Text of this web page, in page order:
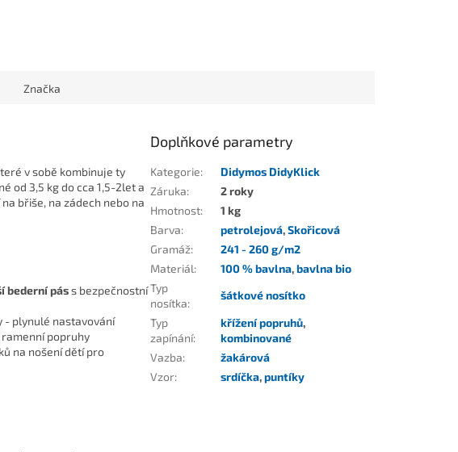
Značka
v sobě kombinuje ty
od 3,5 kg do cca 1,5-2let a
břiše, na zádech nebo na
bederní páss bezpečnostní
- plynulé nastavování
popruhy
na nošení dětí pro
Doplňkové parametry
Kategorie:
Didymos DidyKlick
Záruka:
2 roky
Hmotnost:
1 kg
Barva: petrolejová,Skořicová
Gramáž:
241 - 260 g/m2
Materiál: 100 % bavlna,bavlna bio
Typ
nosítka:
šátkové nosítko
Typ
zapínání:
křížení popruhů,
kombinované
Vazba:
žakárová
Vzor: srdíčka,puntíky